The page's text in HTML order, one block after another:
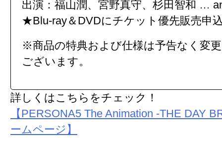
出演：福山潤、宮野真守、杉田智和 …
★Blu-ray＆DVDにチケット優先販売申
※商品の特典および仕様は予告なく変
ございます。
詳しくはこちらをチェック！
【PERSONA5 The Animation -THE DAY
ームページ】